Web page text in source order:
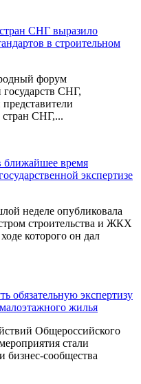
СНГ выразило
в строительном
форум
СНГ,
стран СНГ,...
ближайшее время
экспертизе
неделе опубликовала
строительства и ЖКХ
которого он дал
обязательную экспертизу
жилья
Общероссийского
стали
бизнес-сообщества